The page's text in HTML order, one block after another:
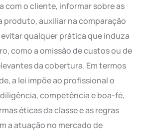
com o cliente, informar sobre as
produto, auxiliar na comparação
qualquer prática que induza
como a omissão de custos ou de
da cobertura. Em termos
a lei impõe ao profissional o
competência e boa-fé,
éticas da classe e as regras
a atuação no mercado de